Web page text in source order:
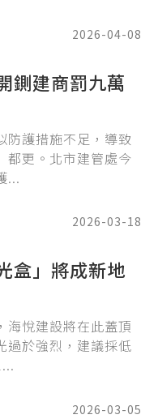
2026-04-08
鍘建商罰九萬
防護措施不足，導致
都更。北市建管處今
...
2026-03-18
盒」將成新地
海悅建設將在此蓋頂
過於強烈，建議採低
2026-03-05